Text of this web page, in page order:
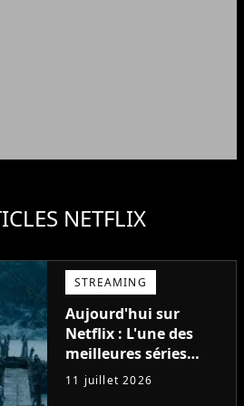
NETFLIX
STREAMING
Aujourd'hui sur
Netflix : L'une des
meilleures séries
d'action de tous les
temps, avec 6 saisons
11 juillet 2026